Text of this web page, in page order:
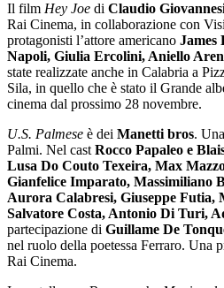
Il film Hey Joe di Claudio
Rai Cinema, in collaborazione con
protagonisti l’attore americano James
Napoli, Giulia Ercolini, Aniello
state realizzate anche in Calabria a
Sila, in quello che è stato il Grande
cinema dal prossimo 28 novembre.
U.S. Palmese è dei Manetti bros.
Palmi. Nel castRocco Papaleo e
Lusa Do Couto Texeira, Max
Gianfelice Imparato, Massimiliano
Aurora Calabresi, Giuseppe Futia,
Salvatore Costa, Antonio Di Turi,
partecipazione di Guillame De
nel ruolo della poetessa Ferraro. Una
Rai Cinema.